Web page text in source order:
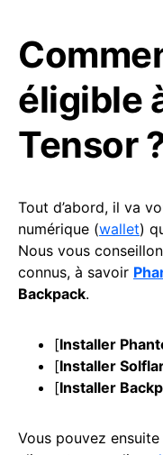
éligible
Tensor
Tout d’abord, il va
numérique (wallet)
Nous vous
connus, à savoir
Backpack.
[Installer
[Installer
[Installer
Vous pouvez